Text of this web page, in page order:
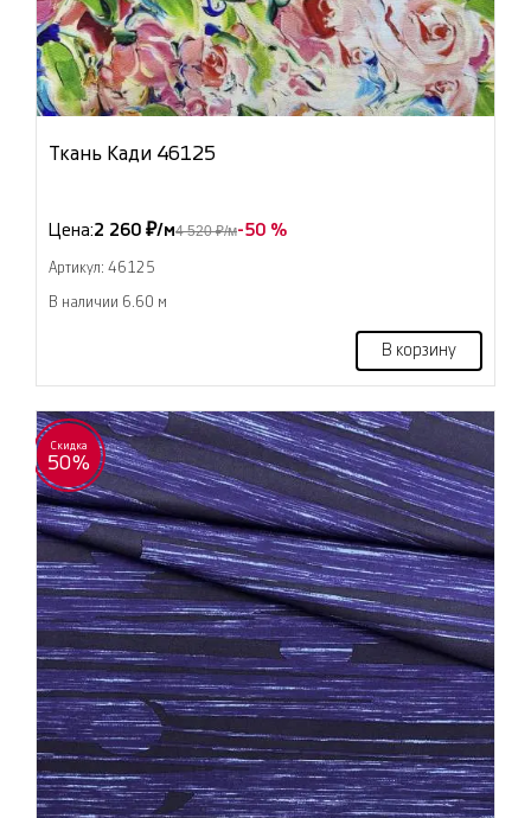
Ткань Кади 46125
Цена:2 260 ₽/м4 520 ₽/м-50 %
Артикул: 46125
В наличии 6.60 м
В корзину
Скидка
50%